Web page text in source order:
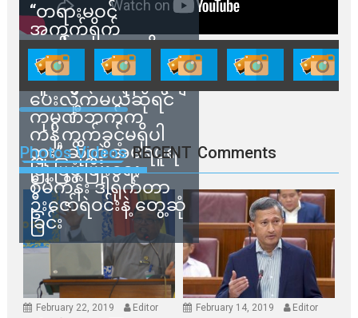
“တရားမဝင်
အကွက်ရိုက်
ရောင်းချမှုတွေကို
သက်ဆိုင်ရာတာဝန်ရှိ
သူတွေက ဂရန်တွေချ
ပေးလိုက်မယ်ဆိုရင်
ကုမ္ပဏီဘက်က
ကန့်ကွက်ခွင့်မရှိပါ
ဘူး” ဆိုတဲ့ အမရပူရ
မြို့ပြဖွံ့ဖြိုးရေး
စီမံကိန်း ဒါရိုက်တာ
ဦးဇော်ရဲဝင်းနဲ့ တွေ့ဆုံ
ခြင်း
Photos Videos RECENT Comments
February 22, 2019 Editor February 14, 2019
Editor